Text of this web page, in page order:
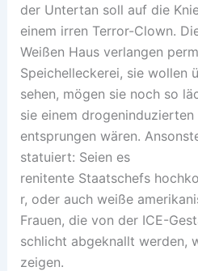
der Untertan soll auf die
einem irren Terror-Clown.
Weißen Haus verlangen
Speichelleckerei, sie wollen
sehen, mögen sie noch so
sie einem
entsprungen wären.
statuiert: Seien es
renitente Staatschefs
r, oder auch weiße
Frauen, die von der ICE-
schlicht abgeknallt werden,
zeigen.